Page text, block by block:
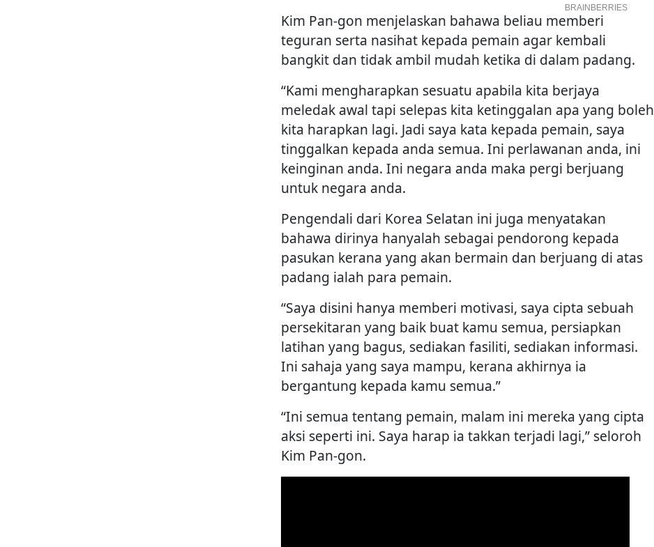
Kim Pan-gon menjelaskan bahawa beliau memberi
teguran serta nasihat kepada pemain agar kembali
bangkit dan tidak ambil mudah ketika di dalam padang.
“Kami mengharapkan sesuatu apabila kita berjaya
meledak awal tapi selepas kita ketinggalan apa yang boleh
kita harapkan lagi. Jadi saya kata kepada pemain, saya
tinggalkan kepada anda semua. Ini perlawanan anda, ini
keinginan anda. Ini negara anda maka pergi berjuang
untuk negara anda.
Pengendali dari Korea Selatan ini juga menyatakan
bahawa dirinya hanyalah sebagai pendorong kepada
pasukan kerana yang akan bermain dan berjuang di atas
padang ialah para pemain.
“Saya disini hanya memberi motivasi, saya cipta sebuah
persekitaran yang baik buat kamu semua, persiapkan
latihan yang bagus, sediakan fasiliti, sediakan informasi.
Ini sahaja yang saya mampu, kerana akhirnya ia
bergantung kepada kamu semua.”
“Ini semua tentang pemain, malam ini mereka yang cipta
aksi seperti ini. Saya harap ia takkan terjadi lagi,” seloroh
Kim Pan-gon.